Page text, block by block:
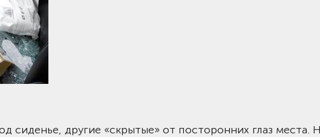
сиденье, другие «скрытые» от посторонних глаз места.